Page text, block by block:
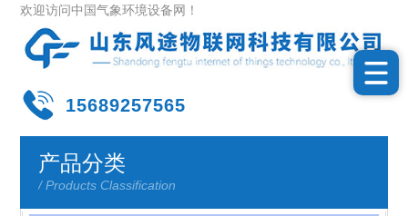
欢迎访问中国气象环境设备网！
15689257565
产品分类
/ Products Classification